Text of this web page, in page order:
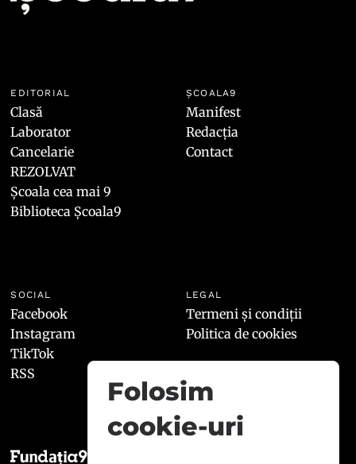
EDITORIAL
Clasă
Laborator
Cancelarie
REZOLVAT
Școala cea mai 9
Biblioteca Școala9
ȘCOALA9
Manifest
Redacția
Contact
SOCIAL
Facebook
Instagram
TikTok
RSS
LEGAL
Termeni și condiții
Politica de cookies
Folosim
cookie-uri